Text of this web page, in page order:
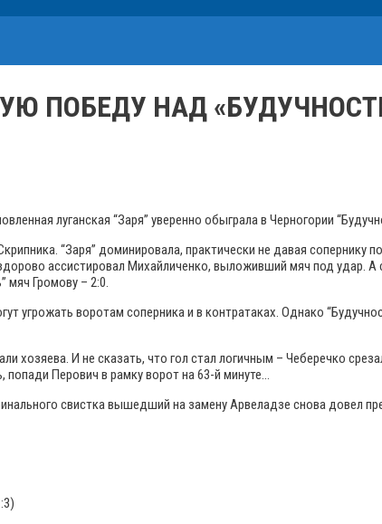
ПОБЕДУ НАД
луганская “Заря” уверенно обыграла в Черногории
“Заря” доминировала, практически не давая сопернику
ассистировал Михайличенко, выложивший мяч под удар.
мяч Громову – 2:0.
угрожать воротам соперника и в контратаках. Однако
хозяева. И не сказать, что гол стал логичным – Чеберечко
попади Перович в рамку ворот на 63-й минуте…
свистка вышедший на замену Арвеладзе снова довел